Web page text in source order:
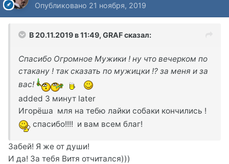
Опубликовано 21 ноября, 2019
В 20.11.2019 в 11:49, GRAFсказал:
Спасибо Огромное Мужики ! ну что вечерком по
стакану ! так сказать по мужицки !? за меня и за
вас!
added 3 минут later
Игорёша мля на тебю лайки собаки кончились !
спасибо!!!! и вам всем благ!
Забей! Я же от души!
И да! За тебя Витя отчитался)))